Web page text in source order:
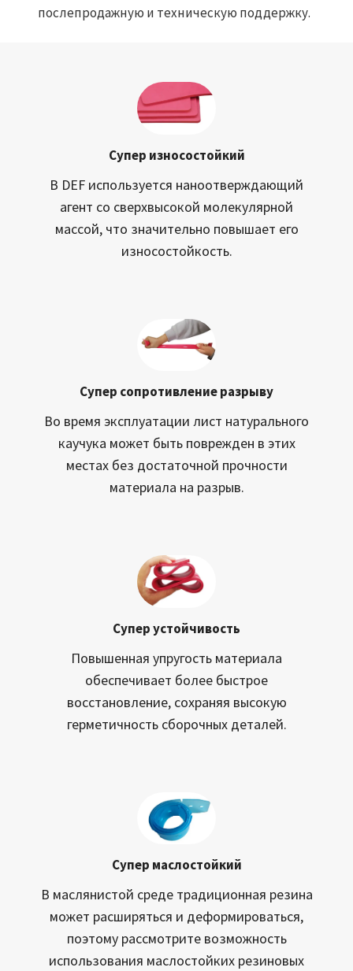
послепродажную и техническую поддержку.
Супер износостойкий
В DEF используется наноотверждающий
агент со сверхвысокой молекулярной
массой, что значительно повышает его
износостойкость.
Супер сопротивление разрыву
Во время эксплуатации лист натурального
каучука может быть поврежден в этих
местах без достаточной прочности
материала на разрыв.
Супер устойчивость
Повышенная упругость материала
обеспечивает более быстрое
восстановление, сохраняя высокую
герметичность сборочных деталей.
Супер маслостойкий
В маслянистой среде традиционная резина
может расширяться и деформироваться,
поэтому рассмотрите возможность
использования маслостойких резиновых